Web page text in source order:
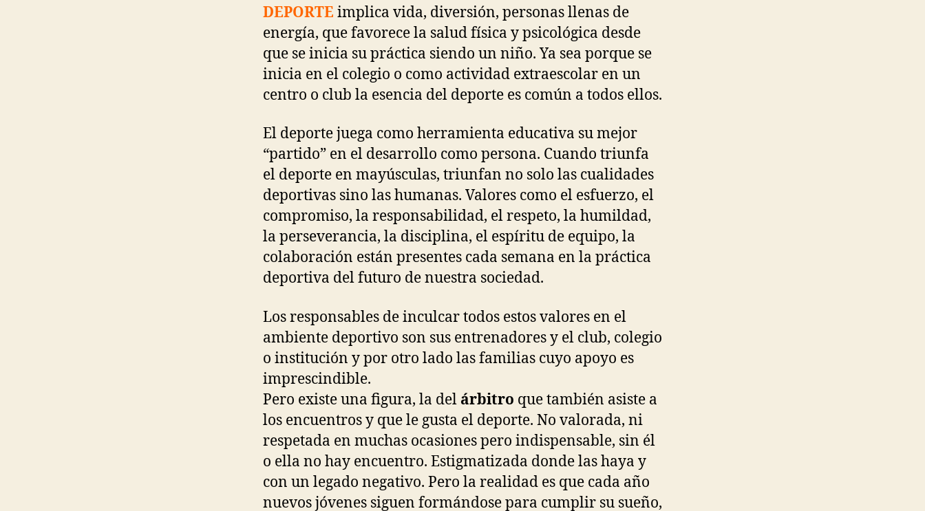
DEPORTE implica vida, diversión, personas llenas de
energía, que favorece la salud física y psicológica desde
que se inicia su práctica siendo un niño. Ya sea porque se
inicia en el colegio o como actividad extraescolar en un
centro o club la esencia del deporte es común a todos ellos.
El deporte juega como herramienta educativa su mejor
“partido” en el desarrollo como persona. Cuando triunfa
el deporte en mayúsculas, triunfan no solo las cualidades
deportivas sino las humanas. Valores como el esfuerzo, el
compromiso, la responsabilidad, el respeto, la humildad,
la perseverancia, la disciplina, el espíritu de equipo, la
colaboración están presentes cada semana en la práctica
deportiva del futuro de nuestra sociedad.
Los responsables de inculcar todos estos valores en el
ambiente deportivo son sus entrenadores y el club, colegio
o institución y por otro lado las familias cuyo apoyo es
imprescindible.
Pero existe una figura, la del árbitro que también asiste a
los encuentros y que le gusta el deporte. No valorada, ni
respetada en muchas ocasiones pero indispensable, sin él
o ella no hay encuentro. Estigmatizada donde las haya y
con un legado negativo. Pero la realidad es que cada año
nuevos jóvenes siguen formándose para cumplir su sueño,